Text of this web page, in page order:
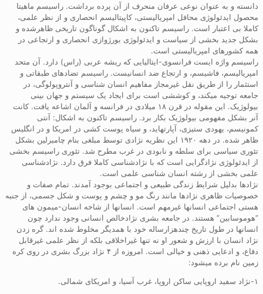
دانسته و به عنوان نوعی عرفان منحرف از آن پرده برداشت. راسیسم ماهیتا
محصول ایدئولوژی محافل امپریالیستی، کاپیتالیسم انحصاری و از نظر علمی،
کاملا بی اعتبار است. راسیسم تاکنون به اشکال گوناگون تاریخی ظاهرشده و
بشکل جدید بخشی از سیاست و ایدئولوژی بورژوازی انحصاری و ارتجاعی در
همه کشورهای امپریالیستی است.
راسیسم واژه ایست فرانسوی-ایتالیایی که ریشه عربی (راس) دارد. آن متحد
امپریالیسم، فاشیسم، و ارتجاع ضد انسانیست. راسیسم تضادهای طبقاتی و
استثمار را از طریق نقل غیرمجاز مفاهیم انسان شناسی و آنتروپولوگی، در
جامعه توجیه میکند، و کوششی است برای ایجاد یک سیستم و جهان بینی
بیولوژیک. این مقوله در قرن ۱۸ میلادی در فرانسه و آلمان اشاعه یافت. کانت
آنر بشکل مفهومی بیولوژیک بکار برد. راسیسم تاکنون به اشکال: آنتی
کمونیسم، یهودی ستیزی، آپارتهاید، و سیاه پوست کشی در امریکا و در انگلیس
ظاهر شده. در دهه ۱۹۲۰ این نظریه نژادی توسط مبلغی بنام چامبرلین بشکل
تئوری سیاسی برای سلطه و نابودی در غرب مطرح شد. تئوری راسیسم بخشی
از ایدئولوژی نژادگرایی است که با نژادشناسی کاملا فرق دارد. نژادشناسی
علمی بخشی از رشته انسان شناسی علمی است.
نژادها بدلیل شرایط زندگی طبیعی و اجتماعی بوجود آمدند. تمام صفات و
خصوصیات ظاهری نژادها مانند رنگ مو و چشم و پوست و شکل جسمی، از جنبه
هستی اجتماعی انسانها غیرمهم است. انسانها از شاخه انسان-میمون های
“هوموسابین” هستند. در جامعه بشری نژادخالص انسانی وجود ندارد چون
انسانها در طول تاریخ چندهزارساله خود با همدیگر مخلوط شده اند. گره زدن
نژاد انسان با ارزش و شعور او نه تنها غیراخلاقی بلکه از نظر علمی غیرقابل
دفاع، و ادعایی ذهنی و خیالی است. امروزه از ۴ نژاد بزرگ بشری در روی کره
زمین نام برده میشود:
۱-نژاد سفید اروپایی ساکن اروپا، غرب آسیا، و امریکای شمالی.